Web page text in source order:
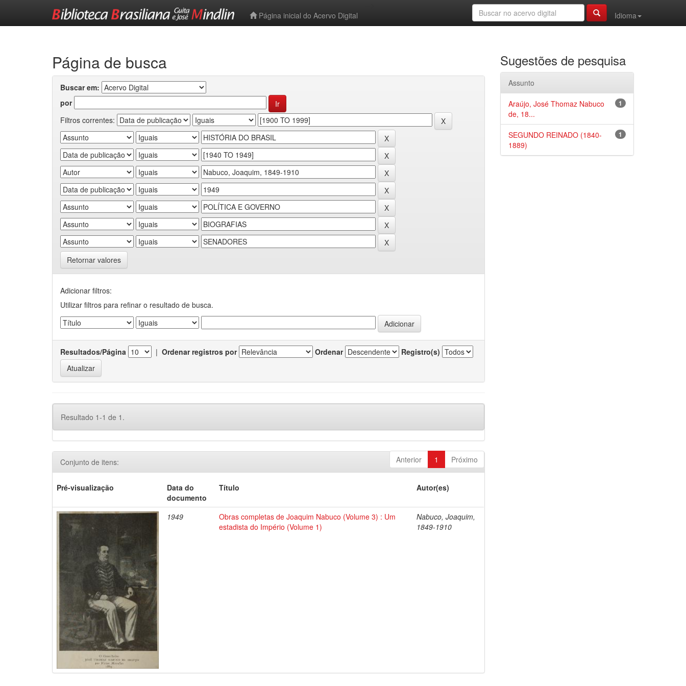
Página inicial do Acervo Digital
Idioma
Página de busca
Buscar em:
por
Filtros correntes:
Retornar valores
Adicionar filtros:
Utilizar filtros para refinar o resultado de busca.
Resultados/Página | Ordenar registros por Ordenar Registro(s)
Resultado 1-1 de 1.
Anterior 1 Próximo
Conjunto de itens:
Pré-visualização
Data do
documento
Título Autor(es)
1949
Obras completas de Joaquim Nabuco (Volume 3) : Um
estadista do Império (Volume 1)
Nabuco, Joaquim,
1849-1910
Sugestões de pesquisa
Assunto
1
Araújo, José Thomaz Nabuco
de, 18...
1
SEGUNDO REINADO (1840-
1889)